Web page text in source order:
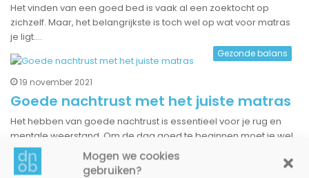
Mogen we cookies
gebruiken?
Het vinden van een goed bed is vaak al een zoektocht op
zichzelf. Maar, het belangrijkste is toch wel op wat voor matras
je ligt.…
Gezonde balans
19 november 2021
Goede nachtrust met het juiste matras
Het hebben van goede nachtrust is essentieel voor je rug en
mentale weerstand. Om de dag goed te beginnen moet je wel
voldoende slaap hebben…
Cadeau's inspiratie